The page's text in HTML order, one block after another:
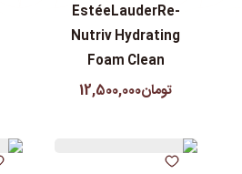
EstéeLauderRe-
Nutriv Hydrating
Foam Clean
تومان12,500,000